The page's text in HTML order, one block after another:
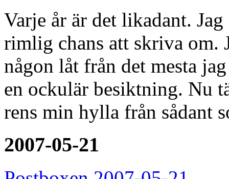
Varje år är det likadant.
rimlig chans att skriva om.
någon låt från det mesta
en ockulär besiktning. Nu
rens min hylla från sådant
2007-05-21